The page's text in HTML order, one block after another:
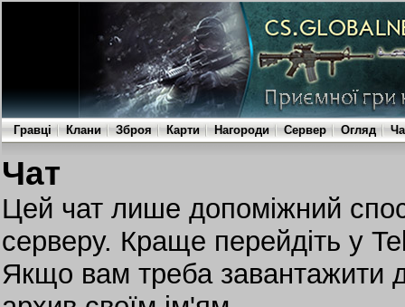
Гравці Клани Зброя Карти Нагороди Сервер Огляд